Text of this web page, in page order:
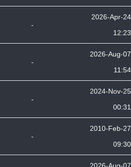
-
2026-Apr-24
12:23
-
2026-Aug-07
11:54
-
2024-Nov-25
00:31
-
2010-Feb-27
09:30